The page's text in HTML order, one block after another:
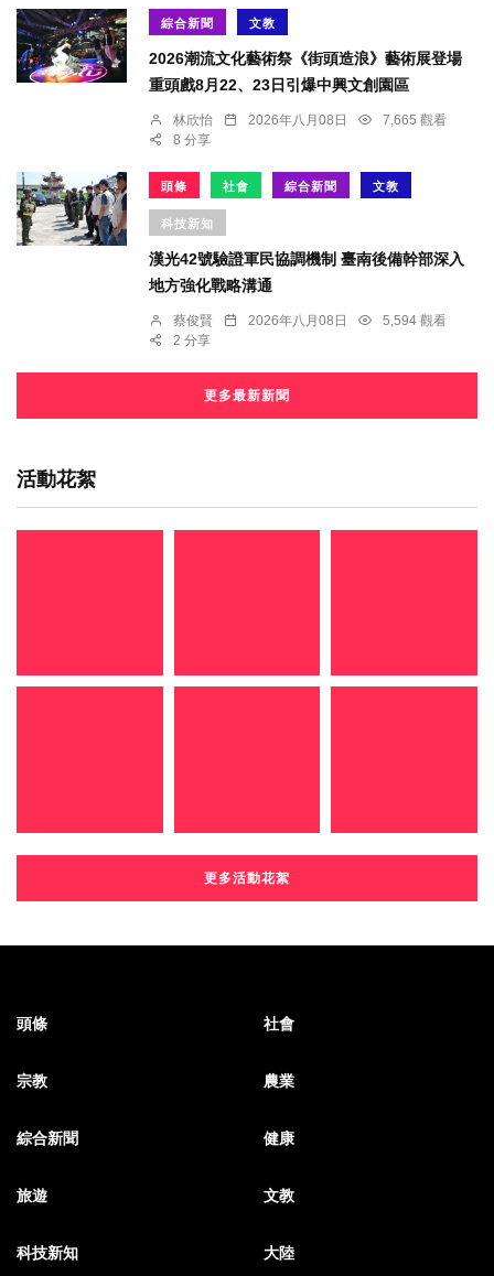
綜合新聞 文教
2026潮流文化藝術祭《街頭造浪》藝術展登場
重頭戲8月22、23日引爆中興文創園區
林欣怡 2026年八月08日
7,665 觀看
8 分享
頭條 社會 綜合新聞 文教
科技新知
漢光42號驗證軍民協調機制 臺南後備幹部深入
地方強化戰略溝通
蔡俊賢 2026年八月08日
5,594 觀看
2 分享
更多最新新聞
活動花絮
更多活動花絮
頭條 社會
宗教 農業
綜合新聞 健康
旅遊 文教
科技新知 大陸